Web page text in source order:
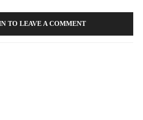
TO LEAVE A COMMENT